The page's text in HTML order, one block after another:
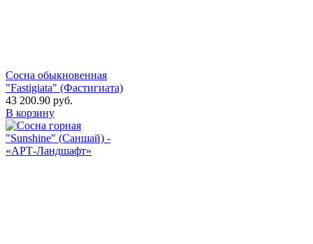
Сосна обыкновенная
"Fastigiata" (Фастигиата)
43 200.90 руб.
В корзину